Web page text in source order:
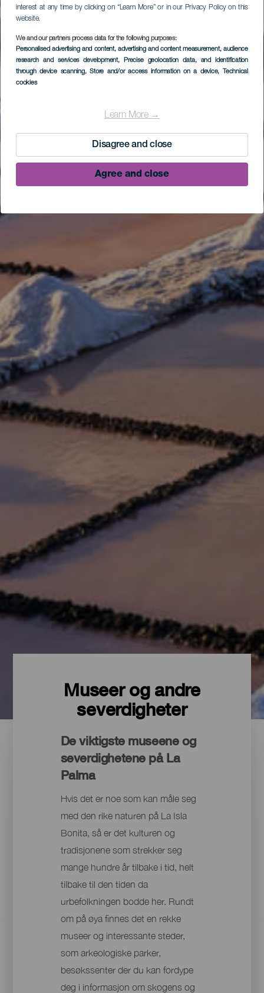
interest at any time by clicking on “Learn More” or in our Privacy Policy on this
website.
We and our partners process data for the following purposes:
Personalised advertising and content, advertising and content measurement, audience
research and services development, Precise geolocation data, and identification
through device scanning, Store and/or access information on a device, Technical
cookies
Learn More →
Disagree and close
Agree and close
Museer og andre
severdigheter
De viktigste museene og
severdighetene på La
Palma
Hvis det er noe som kan måle seg
med den rike naturen på La Isla
Bonita, så er det kulturen og
tradisjonene som strekker seg
mange hundre år tilbake i tid, helt
tilbake til den tiden da
urbefolkningen bodde her. Rundt
om på øya finnes det en rekke
museer og interessante steder,
som arkeologiske parker,
besøkssenter der du kan fordype
deg i informasjon om skogens og